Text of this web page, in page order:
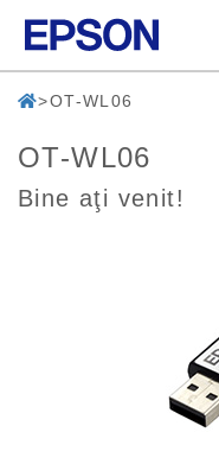
OT-WL06
OT-WL06
Bine aţi venit!